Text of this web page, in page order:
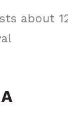
about